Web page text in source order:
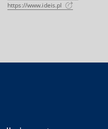
https://www.ideis.pl